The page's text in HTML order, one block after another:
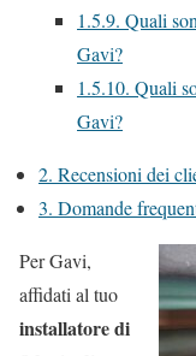
1.5.9. Quali
Gavi?
1.5.10. Quali
Gavi?
2. Recensioni dei
3. Domande
Per Gavi,
affidati al tuo
installatore di